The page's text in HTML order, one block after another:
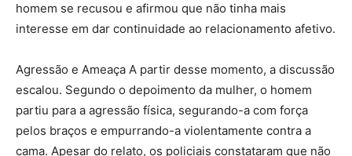
homem se recusou e afirmou que não tinha mais
interesse em dar continuidade ao relacionamento afetivo.
Agressão e Ameaça A partir desse momento, a discussão
escalou. Segundo o depoimento da mulher, o homem
partiu para a agressão física, segurando-a com força
pelos braços e empurrando-a violentamente contra a
cama. Apesar do relato, os policiais constataram que não